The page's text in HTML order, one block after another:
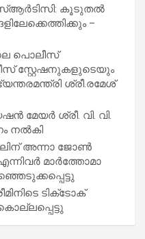
കൂടുതൽ
–
പൊലീസ്
സ്റ്റേഷനുകളുടെയും
ശ്രീ.രമേശ്
ശ്രീ. വി. വി.
നൽകി
അന്നാ ജോൺ
മാർത്തോമാ
ടിക്‌ടോക്